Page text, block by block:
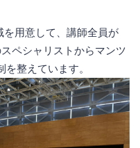
用意して、講師全員が
ペシャリストからマンツ
整えています。